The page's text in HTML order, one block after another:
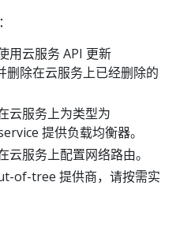
用云服务 API 更新
除在云服务上已经删除的
云服务上为类型为
提供负载均衡器。
云服务上配置网络路由。
of-tree 提供商，请按需实